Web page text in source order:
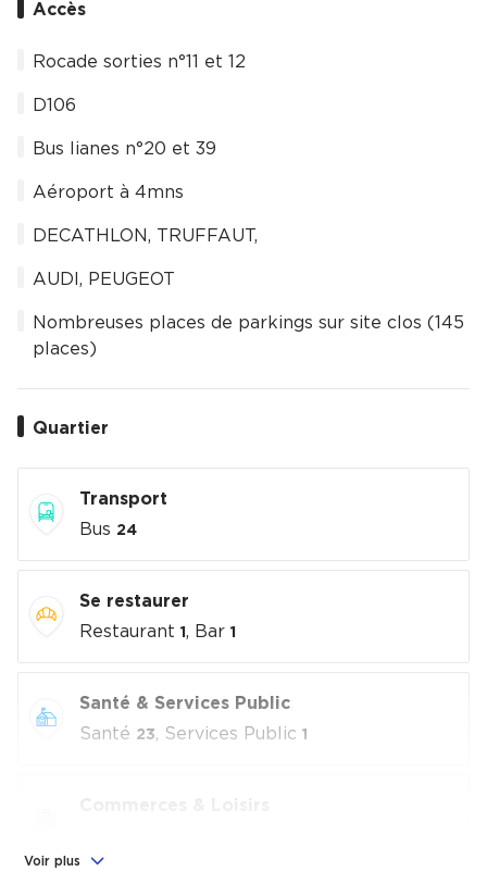
Accès
Rocade sorties n°11 et 12
D106
Bus lianes n°20 et 39
Aéroport à 4mns
DECATHLON, TRUFFAUT,
AUDI, PEUGEOT
Nombreuses places de parkings sur site clos (145
places)
Quartier
Transport
Bus 24
Se restaurer
Restaurant 1 , Bar 1
Santé & Services Public
Santé 23, Services Public 1
Voir plus